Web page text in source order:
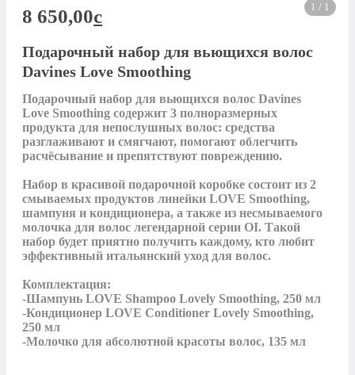
1 / 1
8 650,00c
Подарочный набор для вьющихся волос
Davines Love Smoothing
Подарочный набор для вьющихся волос Davines
Love Smoothing содержит 3 полноразмерных
продукта для непослушных волос: средства
разглаживают и смягчают, помогают облегчить
расчёсывание и препятствуют повреждению.
Набор в красивой подарочной коробке состоит из 2
смываемых продуктов линейки LOVE Smoothing,
шампуня и кондиционера, а также из несмываемого
молочка для волос легендарной серии OI. Такой
набор будет приятно получить каждому, кто любит
эффективный итальянский уход для волос.
Комплектация:
-Шампунь LOVE Shampoo Lovely Smoothing, 250 мл
-Кондиционер LOVE Conditioner Lovely Smoothing,
250 мл
-Молочко для абсолютной красоты волос, 135 мл